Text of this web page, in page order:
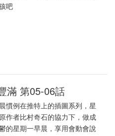
吧
滿 第05-06話
慣例在推特上的插圖系列，星
作者比村奇石的協力下，做成
的星期一早晨，享用會動會說